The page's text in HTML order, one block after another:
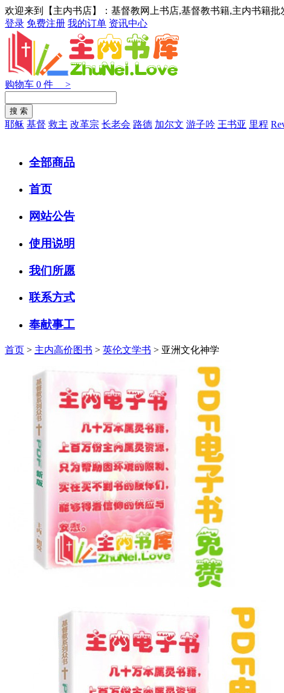
欢迎来到【主内书店】：基督教网上书店,基督教书籍,主内书籍批
登录 免费注册 我的订单 资讯中心
购物车 0 件 >
耶稣 基督 救主 改革宗 长老会 路德 加尔文 游子吟 王书亚 里程
全部商品
首页
网站公告
使用说明
我们所愿
联系方式
奉献事工
首页 > 主内高价图书 > 英伦文学书 > 亚洲文化神学